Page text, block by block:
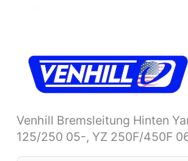
Venhill Bremsleitung Hinten
125/250 05-, YZ 250F/450F